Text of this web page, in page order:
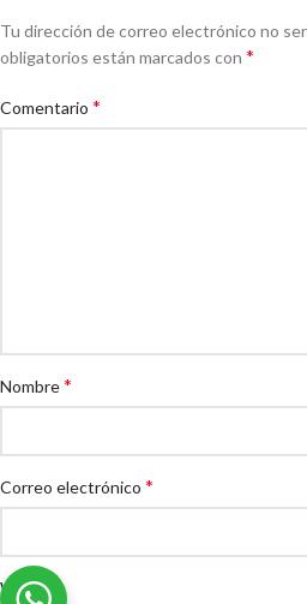
Tu dirección de correo electrónico no
obligatorios están marcados con *
Comentario *
Nombre*
Correo electrónico *
Web